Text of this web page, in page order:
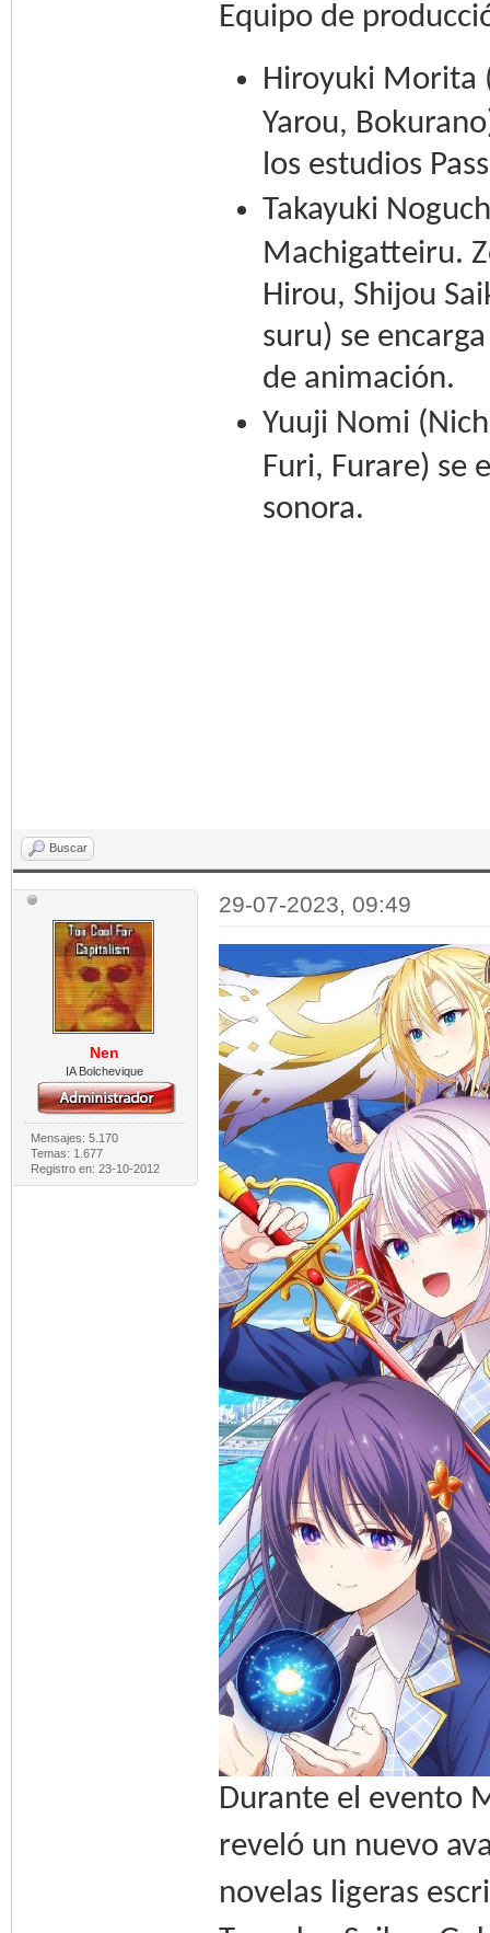
Equipo de
Hiroyuki Morita
Yarou,
los estudios
Takayuki
Machigatteiru.
Hirou, Shijou
suru) se
de animación.
Yuuji Nomi
Furi, Furare) se
sonora.
Buscar
Nen
IA Bolchevique
Mensajes: 5.170
Temas: 1.677
Registro en: 23-10-2012
29-07-2023, 09:49
Durante el evento
reveló un nuevo
novelas ligeras